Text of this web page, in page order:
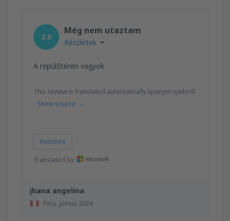
jhana angelina
Peru, Június 2024
2.8
Még nem utaztam
Részletek
A repülőtéren vagyok
This review is translated automatically Spanyol nyelvről.
Show source
Hasznos
Translated by